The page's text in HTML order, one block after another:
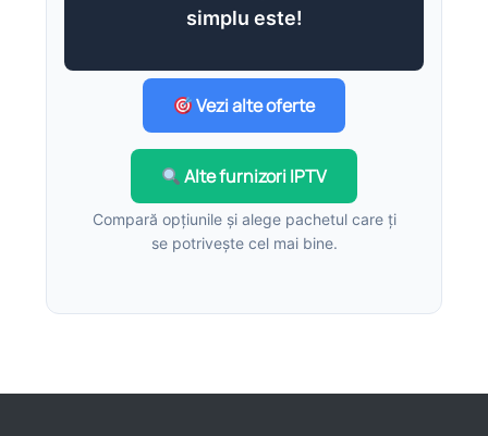
simplu este!
Vezi alte oferte
Alte furnizori IPTV
Compară opțiunile și alege pachetul care ți
se potrivește cel mai bine.